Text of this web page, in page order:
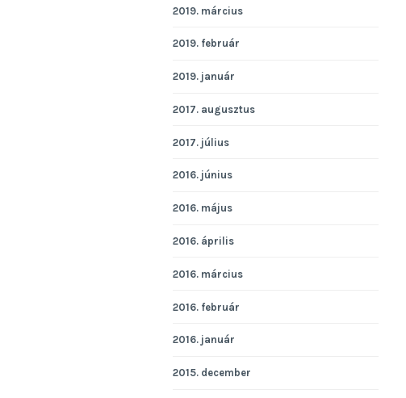
2019. március
2019. február
2019. január
2017. augusztus
2017. július
2016. június
2016. május
2016. április
2016. március
2016. február
2016. január
2015. december